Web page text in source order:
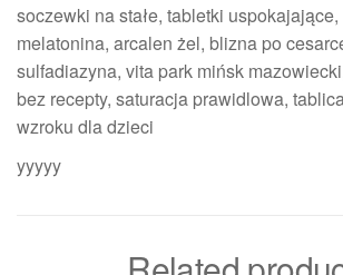
soczewki na stałe, tabletki
melatonina, arcalen żel, blizna po
sulfadiazyna, vita park mińsk
bez recepty, saturacja prawidlowa,
wzroku dla dzieci
yyyyy